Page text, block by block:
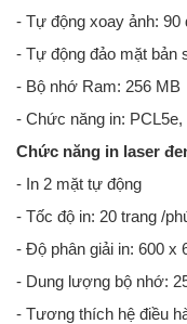
- Tự động xoay ảnh: 90
- Tự động đảo mặt bản
- Bộ nhớ Ram: 256 MB
- Chức năng in: PCL5e,
Chức năng in laser
- In 2 mặt tự động
- Tốc độ in: 20 trang /
- Độ phân giải in: 600 x
- Dung lượng bộ nhớ:
- Tương thích hệ điều